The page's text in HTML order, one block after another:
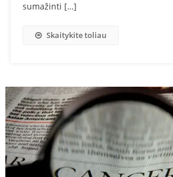
sumažinti […]
Skaitykite toliau